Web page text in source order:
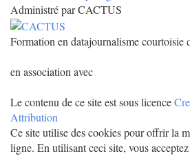
Administré par CACTUS
Formation en datajournalisme courtoisie
en association avec
Le contenu de ce site est sous licence
Attribution
Ce site utilise des cookies pour offrir la
ligne. En utilisant ceci site, vous